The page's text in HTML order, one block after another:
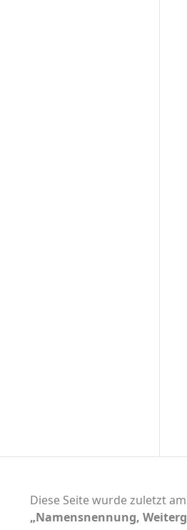
Diese Seite wurde zuletzt
„Namensnennung,